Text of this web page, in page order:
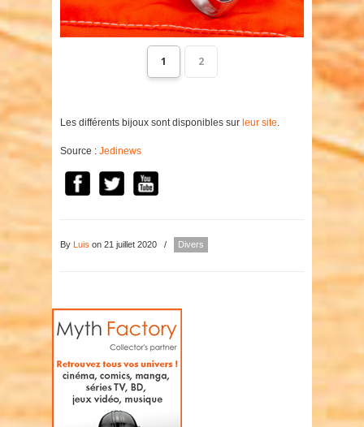
1 2
Les différents bijoux sont disponibles sur leur site.
Source : Jedinews
By Luis on 21 juillet 2020 / Divers